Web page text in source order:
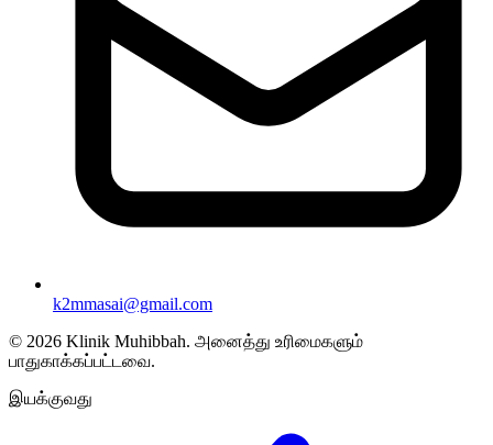
k2mmasai@gmail.com
© 2026 Klinik Muhibbah. அனைத்து உரிமைகளும்
பாதுகாக்கப்பட்டவை.
இயக்குவது